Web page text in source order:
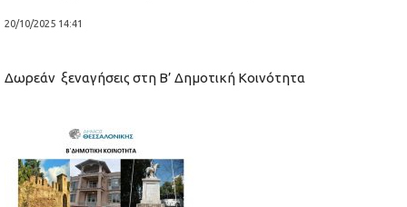
20/10/2025 14:41
Δωρεάν ξεναγήσεις στη Β’ Δημοτική Κοινότητα